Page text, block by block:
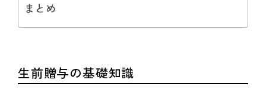
まとめ
生前贈与の基礎知識